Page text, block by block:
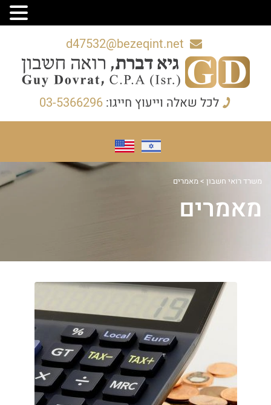
d47532@bezeqint.net
לכל שאלה וייעוץ חייגו: 03-5366296
משרד רואי חשבון >מאמרים
מאמרים